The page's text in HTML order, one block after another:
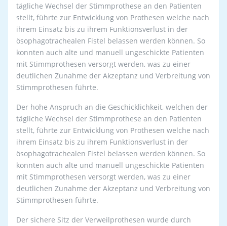
tägliche Wechsel der Stimmprothese an den Patienten
stellt, führte zur Entwicklung von Prothesen welche nach
ihrem Einsatz bis zu ihrem Funktionsverlust in der
ösophagotrachealen Fistel belassen werden können. So
konnten auch alte und manuell ungeschickte Patienten
mit Stimmprothesen versorgt werden, was zu einer
deutlichen Zunahme der Akzeptanz und Verbreitung von
Stimmprothesen führte.
Der hohe Anspruch an die Geschicklichkeit, welchen der
tägliche Wechsel der Stimmprothese an den Patienten
stellt, führte zur Entwicklung von Prothesen welche nach
ihrem Einsatz bis zu ihrem Funktionsverlust in der
ösophagotrachealen Fistel belassen werden können. So
konnten auch alte und manuell ungeschickte Patienten
mit Stimmprothesen versorgt werden, was zu einer
deutlichen Zunahme der Akzeptanz und Verbreitung von
Stimmprothesen führte.
Der sichere Sitz der Verweilprothesen wurde durch